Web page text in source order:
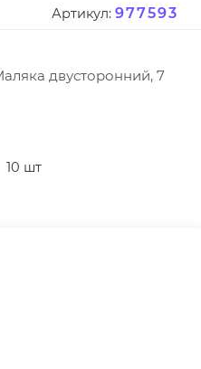
Артикул: 977593
двусторонний, 7
10 шт